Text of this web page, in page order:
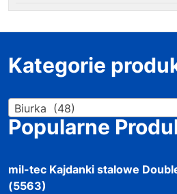
Kategorie
Biurka (48)
Popularne
mil-tec Kajdanki stalowe
(5563)